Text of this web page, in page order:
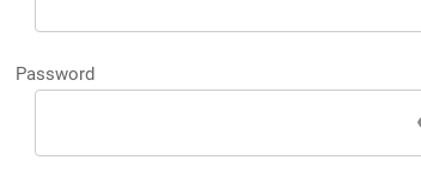
Password